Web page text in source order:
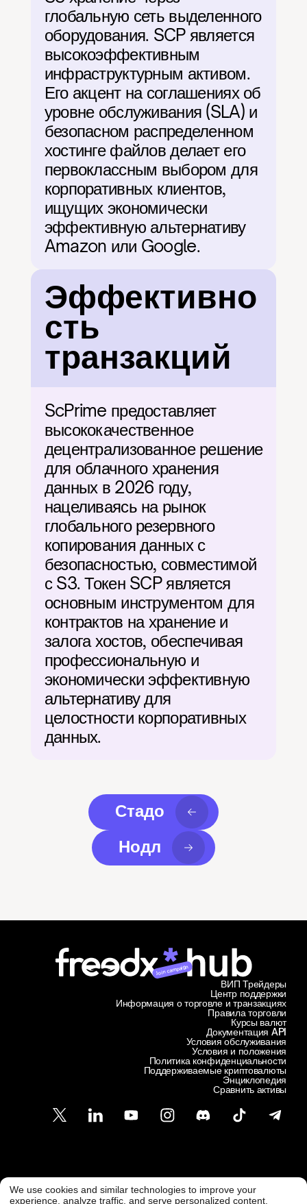
глобальную сеть выделенного
оборудования. SCP является
высокоэффективным
инфраструктурным активом.
Его акцент на соглашениях об
уровне обслуживания (SLA) и
безопасном распределенном
хостинге файлов делает его
первоклассным выбором для
корпоративных клиентов,
ищущих экономически
эффективную альтернативу
Amazon или Google.
Эффективно
сть
транзакций
ScPrime предоставляет
высококачественное
децентрализованное решение
для облачного хранения
данных в 2026 году,
нацеливаясь на рынок
глобального резервного
копирования данных с
безопасностью, совместимой
с S3. Токен SCP является
основным инструментом для
контрактов на хранение и
залога хостов, обеспечивая
профессиональную и
экономически эффективную
альтернативу для
целостности корпоративных
данных.
Стадо
Нодл
Join campaign
Центр поддержки
Информация о торговле и транзакциях
ВИП Трейдеры
Правила торговли
Курсы валют
Документация API
Условия обслуживания
Условия и положения
Политика конфиденциальности
Поддерживаемые криптовалюты
Энциклопедия
Сравнить активы
Служба поддержки клиентов
support@freedx.com @ Freedx 2026
We use cookies and similar technologies to improve your
experience, analyze traffic, and serve personalized content.